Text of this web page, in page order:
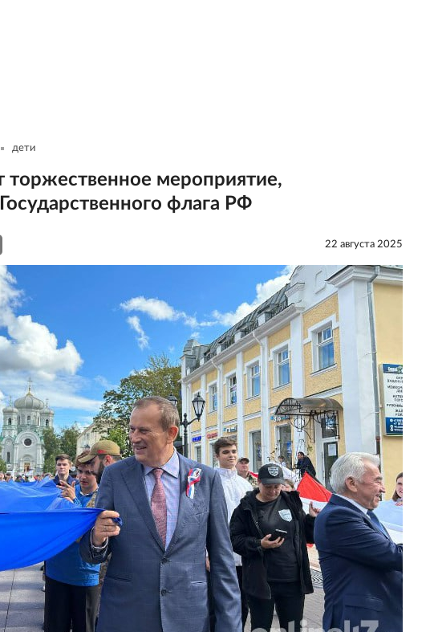
дети
торжественное мероприятие,
флага РФ
22 августа 2025